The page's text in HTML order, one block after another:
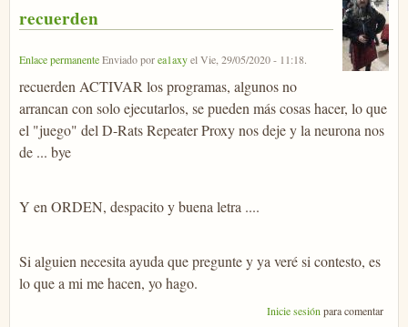
recuerden
Enlace permanenteEnviado porea1axyelVie, 29/05/2020 - 11:18.
recuerden ACTIVAR los programas, algunos no
arrancan con solo ejecutarlos, se pueden más cosas hacer, lo que
el "juego" del D-Rats Repeater Proxy nos deje y la neurona nos
de ... bye
Y en ORDEN, despacito y buena letra ....
Si alguien necesita ayuda que pregunte y ya veré si contesto, es
lo que a mi me hacen, yo hago.
Inicie sesión para comentar